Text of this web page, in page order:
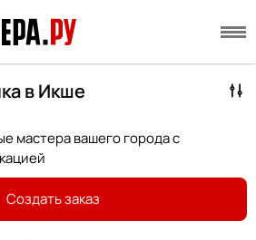
в Икше
мастера вашего города с
Создать заказ